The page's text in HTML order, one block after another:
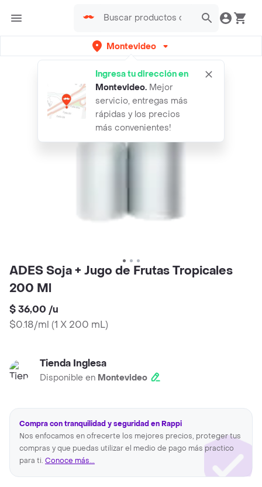
Montevideo
Ingresa tu dirección en
Montevideo. Mejor
servicio, entregas más
rápidas y los precios
más convenientes!
ADES Soja + Jugo de Frutas Tropicales
200 Ml
$ 36,00 /u
$0.18/ml (1 X 200 mL)
Tienda Inglesa
Disponible en Montevideo
Compra con tranquilidad y seguridad en Rappi
Nos enfocamos en ofrecerte los mejores precios, proteger tus
compras y que puedas utilizar el medio de pago más practico
para ti. Conoce más...